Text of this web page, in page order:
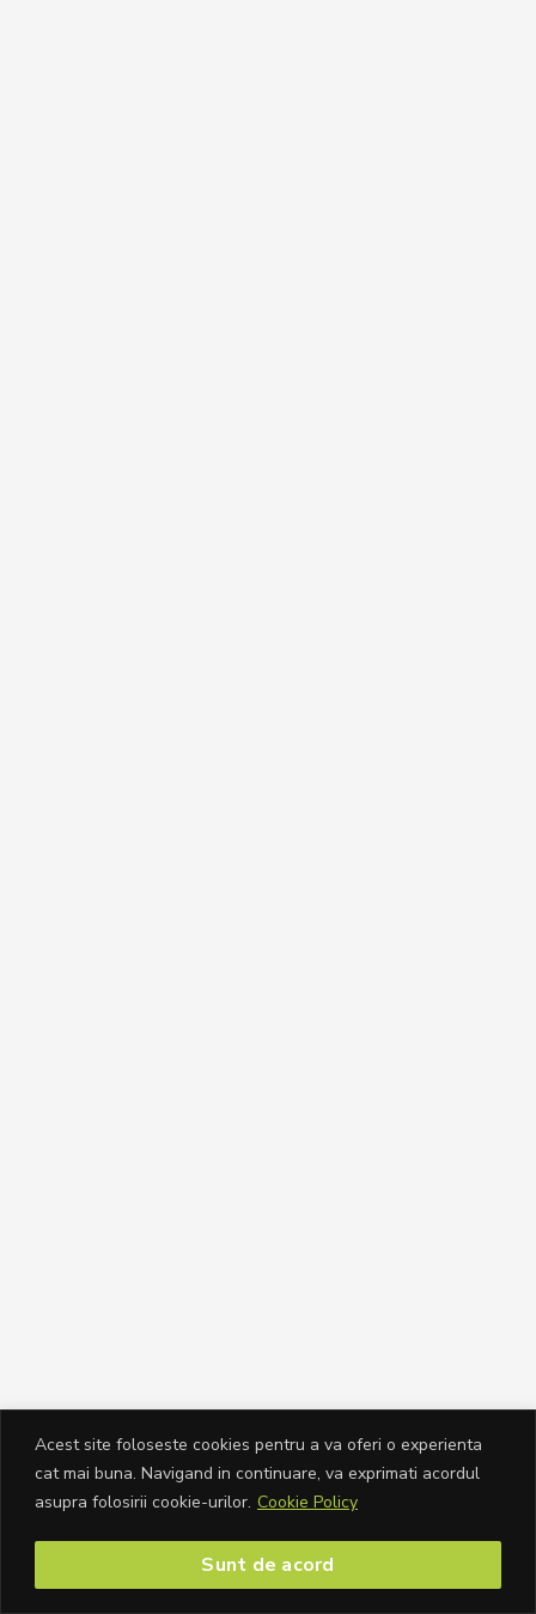
Acest site foloseste cookies pentru a va oferi o experienta
cat mai buna. Navigand in continuare, va exprimati acordul
asupra folosirii cookie-urilor. Cookie Policy
Sunt de acord